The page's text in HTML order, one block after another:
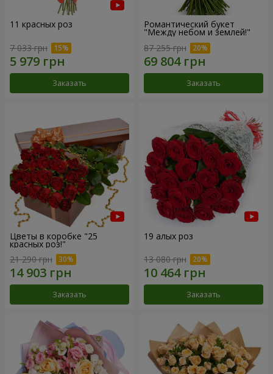
11 красных роз
7 033 грн
Заказать
Романтический букет
"Между небом и землей!"
87 255 грн
Заказать
Цветы в коробке "25
красных роз!"
21 290 грн
Заказать
19 алых роз
13 080 грн
Заказать